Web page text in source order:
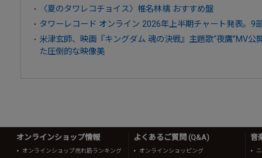
〈夏のタワレコチョイス〉椎名林檎 おすすめ盤
タワーレコード オンライン 2026年上半期チャート発表。9
米津玄師、映画『キングダム 魂の決戦』主題歌“夜鷹”MV公
た圧倒的な映像美
オンラインショップ情報
オンラインショップ売れ筋ランキング
よくあるご質問 (Q&A)
オンラインショッピング
音